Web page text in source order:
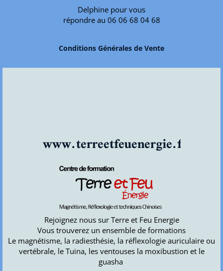
Delphine pour vous
répondre au 06 06 68 04 68
Conditions Générales de Vente
www.terreetfeuenergie.fr
Rejoignez nous sur Terre et Feu Energie
Vous trouverez un ensemble de formations
Le magnétisme, la radiesthésie, la réflexologie auriculaire ou
vertébrale, le Tuina, les ventouses la moxibustion et le
guasha